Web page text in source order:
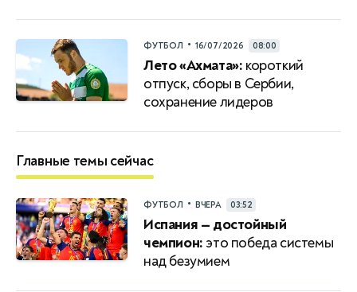
ФУТБОЛ • 16/07/2026 08:00
Лето «Ахмата»: короткий
отпуск, сборы в Сербии,
сохранение лидеров
Главные темы сейчас
ФУТБОЛ • ВЧЕРА 03:52
Испания — достойный
чемпион: это победа системы
над безумием